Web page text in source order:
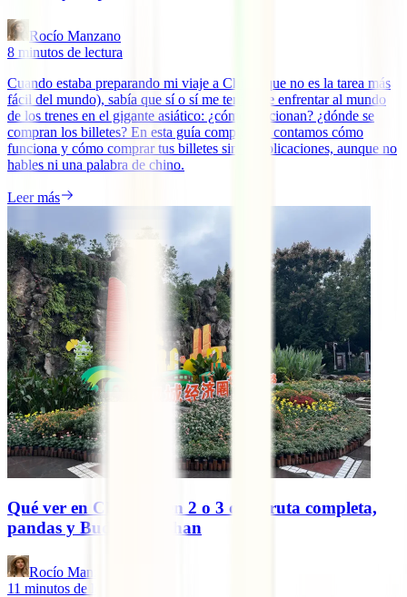
Rocío Manzano
8 minutos de lectura
Cuando estaba preparando mi viaje a China (que no es la tarea más
fácil del mundo), sabía que sí o sí me tenía que enfrentar al mundo
de los trenes en el gigante asiático: ¿cómo funcionan? ¿dónde se
compran los billetes? En esta guía completa te contamos cómo
funciona y cómo comprar tus billetes sin complicaciones, aunque no
hables ni una palabra de chino.
Leer más
Qué ver en Chengdú en 2 o 3 días: ruta completa,
pandas y Buda de Leshan
Rocío Manzano
11 minutos de lectura